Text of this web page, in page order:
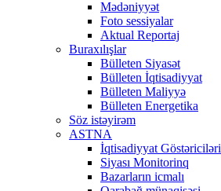
Mədəniyyət
Foto sessiyalar
Aktual Reportaj
Buraxılışlar
Bülleten Siyasət
Bülleten İqtisadiyyat
Bülleten Maliyyə
Bülleten Energetika
Söz istəyirəm
ASTNA
İqtisadiyyat Göstəriciləri
Siyası Monitorinq
Bazarların icmalı